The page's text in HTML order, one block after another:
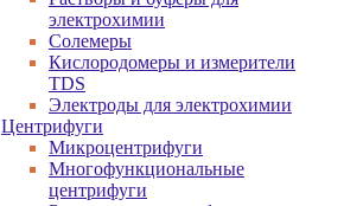
электрохимии
Солемеры
Кислородомеры и измерители
TDS
Электроды для электрохимии
Центрифуги
Микроцентрифуги
Многофункциональные
центрифуги